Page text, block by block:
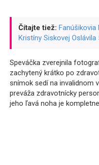
Čítajte tiež: Fanúšikovia
Kristíny Siskovej
Speváčka zverejnila
zachytený krátko po
snímok sedí na invalidnom
preváža zdravotnícky
jeho ľavá noha je